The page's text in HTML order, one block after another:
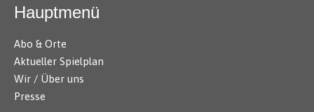
Hauptmenü
Abo & Orte
Aktueller Spielplan
Wir / Über uns
Presse